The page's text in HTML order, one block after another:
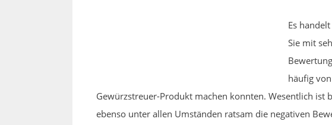
Es
Sie mit
häufig
Gewürzstreuer-Produkt machen konnten. Wesentlich
ebenso unter allen Umständen ratsam die negativen